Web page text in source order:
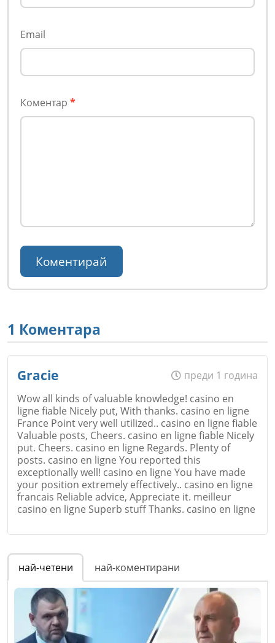
Email
Коментар *
1 Коментара
Gracie
преди 1 година
Wow all kinds of valuable knowledge! casino en
ligne fiable Nicely put, With thanks. casino en ligne
France Point very well utilized.. casino en ligne fiable
Valuable posts, Cheers. casino en ligne fiable Nicely
put. Cheers. casino en ligne Regards. Plenty of
posts. casino en ligne You reported this
exceptionally well! casino en ligne You have made
your position extremely effectively.. casino en ligne
francais Reliable advice, Appreciate it. meilleur
casino en ligne Superb stuff Thanks. casino en ligne
Име*
Email
най-четени най-коментирани